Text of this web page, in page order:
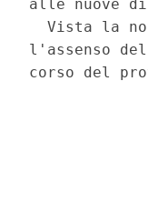
alle nuove
Vista la
l'assenso
corso del